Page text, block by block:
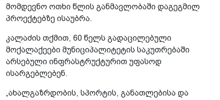
მომდევნო ოთხი წლის განმავლობაში დაგეგმილ
პროექტებზე ისაუბრა.
კალაძის თქმით, 60 წელს გადაცილებული
მოქალაქეები მუნიციპალიტეტის საკუთრებაში
არსებული ინფრასტრუქტურით უფასოდ
ისარგებლებენ.
„ახალგაზრდობის, სპორტის, განათლებისა და